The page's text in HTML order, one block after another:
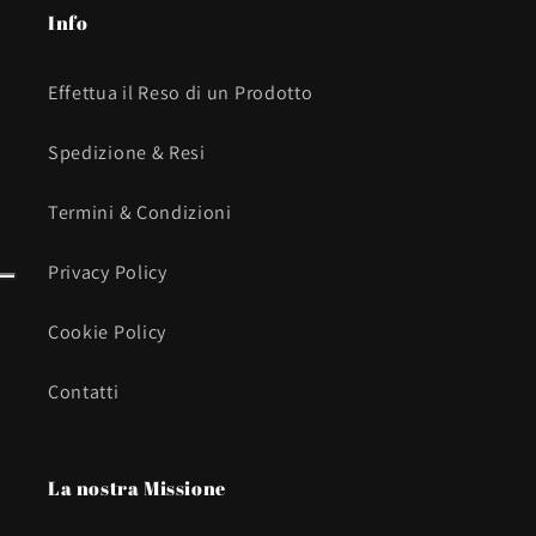
Info
Effettua il Reso di un Prodotto
Spedizione & Resi
Termini & Condizioni
Privacy Policy
Cookie Policy
Contatti
La nostra Missione